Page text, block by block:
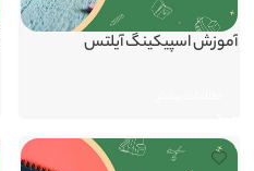
آموزش اسپیکینگ آیلتس